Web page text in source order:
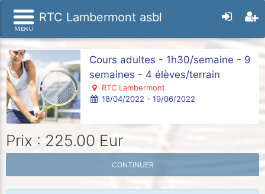
RTC Lambermont asbl
Cours adultes - 1h30/semaine - 9
semaines - 4 élèves/terrain
RTC Lambermont
18/04/2022 - 19/06/2022
Prix : 225.00 Eur
CONTINUER